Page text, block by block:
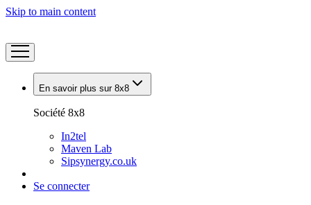
Skip to main content
En savoir plus sur 8x8
Société 8x8
In2tel
Maven Lab
Sipsynergy.co.uk
Se connecter